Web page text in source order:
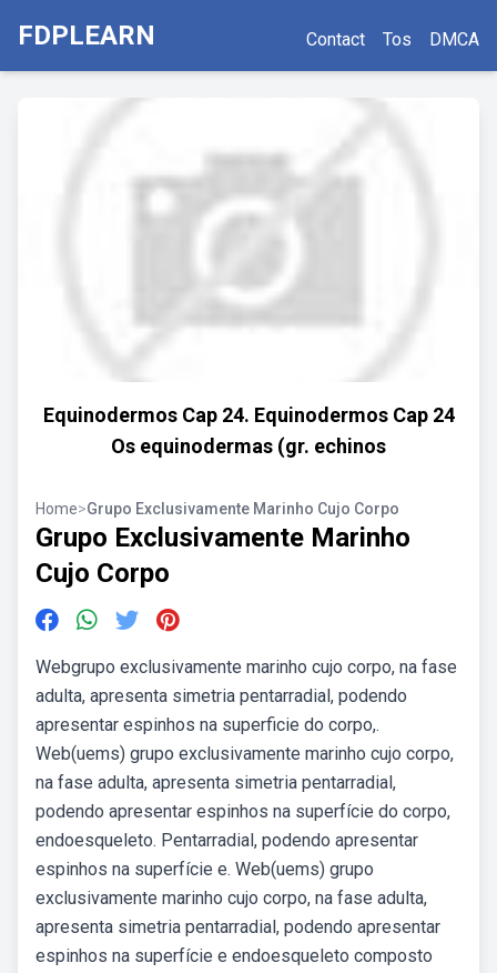
FDPLEARN Contact Tos DMCA
Equinodermos Cap 24. Equinodermos Cap 24
Os equinodermas (gr. echinos
Home>Grupo Exclusivamente Marinho Cujo Corpo
Grupo Exclusivamente Marinho
Cujo Corpo
Webgrupo exclusivamente marinho cujo corpo, na fase
adulta, apresenta simetria pentarradial, podendo
apresentar espinhos na superficie do corpo,.
Web(uems) grupo exclusivamente marinho cujo corpo,
na fase adulta, apresenta simetria pentarradial,
podendo apresentar espinhos na superfície do corpo,
endoesqueleto. Pentarradial, podendo apresentar
espinhos na superfície e. Web(uems) grupo
exclusivamente marinho cujo corpo, na fase adulta,
apresenta simetria pentarradial, podendo apresentar
espinhos na superfície e endoesqueleto composto